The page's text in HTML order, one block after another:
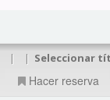
| | Seleccionar
Hacer reserva